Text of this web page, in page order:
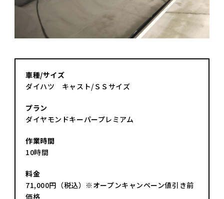
車種/サイズ
ダイハツ キャスト/ＳＳサイズ
プラン
ダイヤモンドキーパープレミアム
作業時間
10時間
料金
71,000円（税込）※オープンキャンペーン値引き前
価格